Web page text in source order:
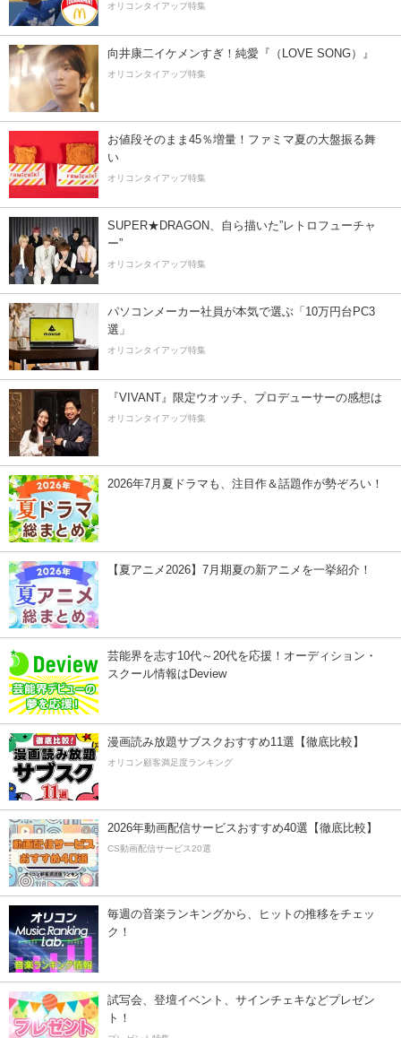
オリコンタイアップ特集
向井康二イケメンすぎ！純愛『（LOVE SONG）』
オリコンタイアップ特集
お値段そのまま45％増量！ファミマ夏の大盤振る舞
い
オリコンタイアップ特集
SUPER★DRAGON、自ら描いた”レトロフューチャ
ー”
オリコンタイアップ特集
パソコンメーカー社員が本気で選ぶ「10万円台PC3
選」
オリコンタイアップ特集
『VIVANT』限定ウオッチ、プロデューサーの感想は
オリコンタイアップ特集
2026年7月夏ドラマも、注目作＆話題作が勢ぞろい！
【夏アニメ2026】7月期夏の新アニメを一挙紹介！
芸能界を志す10代～20代を応援！オーディション・
スクール情報はDeview
漫画読み放題サブスクおすすめ11選【徹底比較】
オリコン顧客満足度ランキング
2026年動画配信サービスおすすめ40選【徹底比較】
CS動画配信サービス20選
毎週の音楽ランキングから、ヒットの推移をチェッ
ク！
試写会、登壇イベント、サインチェキなどプレゼン
ト！